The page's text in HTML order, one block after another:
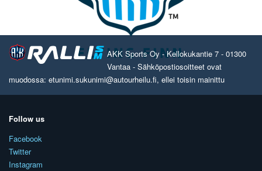
AKK Sports Oy - Kellokukantie 7 - 01300
Vantaa - Sähköpostiosoitteet ovat
muodossa: etunimi.sukunimi@autourheilu.fi, ellei toisin mainittu
Follow us
Facebook
Twitter
Instagram